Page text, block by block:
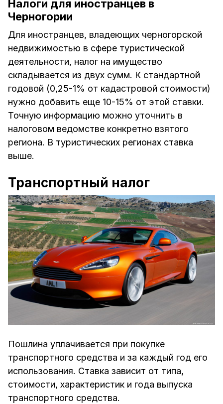
Налоги для иностранцев в
Черногории
Для иностранцев, владеющих черногорской
недвижимостью в сфере туристической
деятельности, налог на имущество
складывается из двух сумм. К стандартной
годовой (0,25-1% от кадастровой стоимости)
нужно добавить еще 10-15% от этой ставки.
Точную информацию можно уточнить в
налоговом ведомстве конкретно взятого
региона. В туристических регионах ставка
выше.
Транспортный налог
Пошлина уплачивается при покупке
транспортного средства и за каждый год его
использования. Ставка зависит от типа,
стоимости, характеристик и года выпуска
транспортного средства.